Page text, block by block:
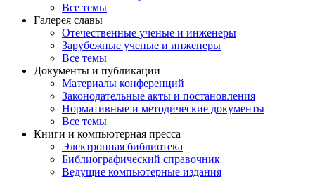
Все темы
Галерея славы
Отечественные ученые и инженеры
Зарубежные ученые и инженеры
Все темы
Документы и публикации
Материалы конференций
Законодательные акты и постановления
Нормативные и методические документы
Все темы
Книги и компьютерная пресса
Электронная библиотека
Библиографический справочник
Ведущие компьютерные издания